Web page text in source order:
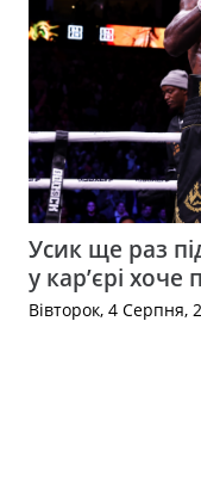
Усик ще раз
у кар’єрі
Вівторок, 4 Серпня,